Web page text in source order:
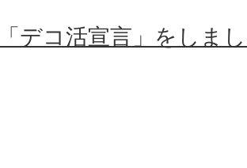
デコ活宣言」をしま